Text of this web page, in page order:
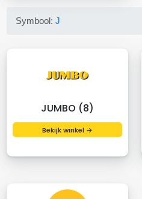
Symbool:J
JUMBO (8)
Bekijk winkel →